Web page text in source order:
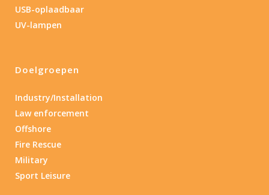
USB-oplaadbaar
UV-lampen
Doelgroepen
Industry/Installation
Law enforcement
Offshore
Fire Rescue
Military
Sport Leisure